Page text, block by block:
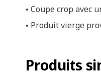
• Coupe crop avec
• Produit vierge
Produits